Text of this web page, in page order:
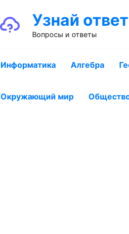
Узнай ответ
Вопросы и ответы
Информатика Алгебра
Окружающий мир